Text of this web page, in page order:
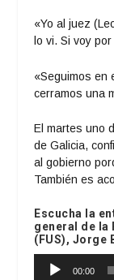
«Yo al juez
lo vi. Si voy
«Seguimos en
cerramos una
El martes uno
de Galicia,
al gobierno
También es
Escucha la
general de la
(FUS), Jorge
Reproductor
00:00